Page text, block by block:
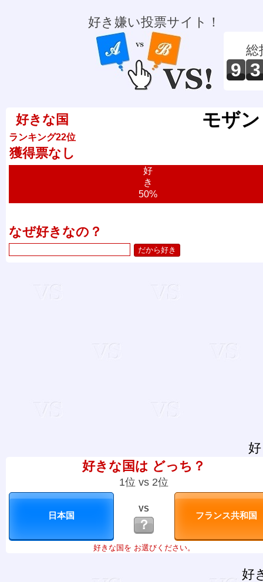
好き嫌い投票サイト！
総
9 3
好きな国
ランキング22位
獲得票なし
モザ
好
き
50%
なぜ好きなの？
好きな国は どっち？
1位 vs 2位
VS
？
好きな国を お選びください。
好